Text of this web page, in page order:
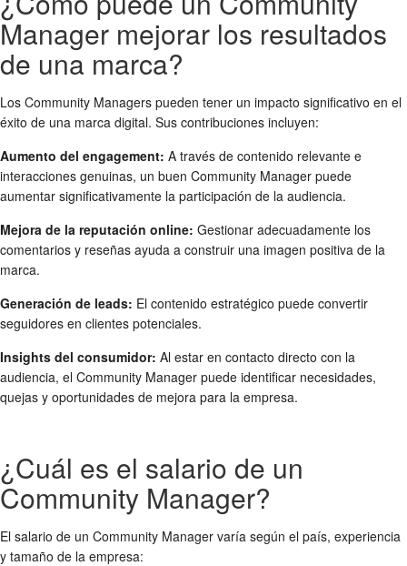
Manager mejorar los resultados
de una marca?
Los Community Managers pueden tener un impacto significativo en el
éxito de una marca digital. Sus contribuciones incluyen:
Aumento del engagement: A través de contenido relevante e
interacciones genuinas, un buen Community Manager puede
aumentar significativamente la participación de la audiencia.
Mejora de la reputación online: Gestionar adecuadamente los
comentarios y reseñas ayuda a construir una imagen positiva de la
marca.
Generación de leads: El contenido estratégico puede convertir
seguidores en clientes potenciales.
Insights del consumidor: Al estar en contacto directo con la
audiencia, el Community Manager puede identificar necesidades,
quejas y oportunidades de mejora para la empresa.
¿Cuál es el salario de un
Community Manager?
El salario de un Community Manager varía según el país, experiencia
y tamaño de la empresa: